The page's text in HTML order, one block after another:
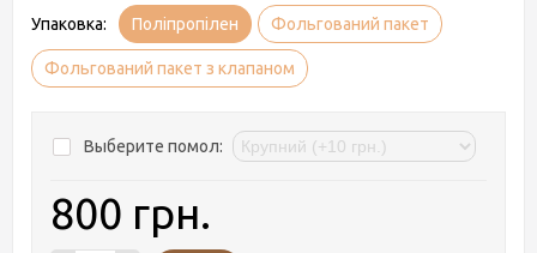
Упаковка: Поліпропілен Фольгований пакет
Фольгований пакет з клапаном
Выберите помол:
800 грн.